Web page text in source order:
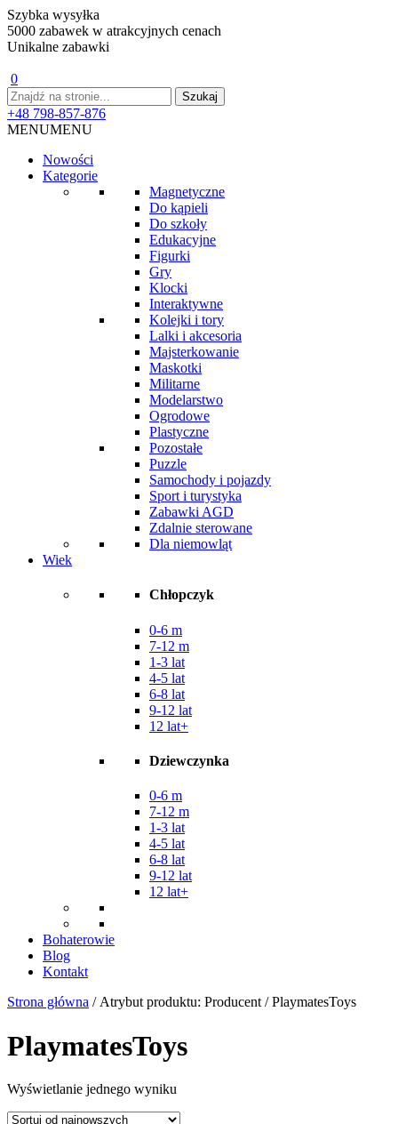
Szybka wysyłka
5000 zabawek w atrakcyjnych cenach
Unikalne zabawki
0
+48 798-857-876
MENUMENU
Nowości
Kategorie
Magnetyczne
Do kąpieli
Do szkoły
Edukacyjne
Figurki
Gry
Klocki
Interaktywne
Kolejki i tory
Lalki i akcesoria
Majsterkowanie
Maskotki
Militarne
Modelarstwo
Ogrodowe
Plastyczne
Pozostałe
Puzzle
Samochody i pojazdy
Sport i turystyka
Zabawki AGD
Zdalnie sterowane
Dla niemowląt
Wiek
Chłopczyk
0-6 m
7-12 m
1-3 lat
4-5 lat
6-8 lat
9-12 lat
12 lat+
Dziewczynka
0-6 m
7-12 m
1-3 lat
4-5 lat
6-8 lat
9-12 lat
12 lat+
Bohaterowie
Blog
Kontakt
Strona główna / Atrybut produktu: Producent / PlaymatesToys
PlaymatesToys
Wyświetlanie jednego wyniku